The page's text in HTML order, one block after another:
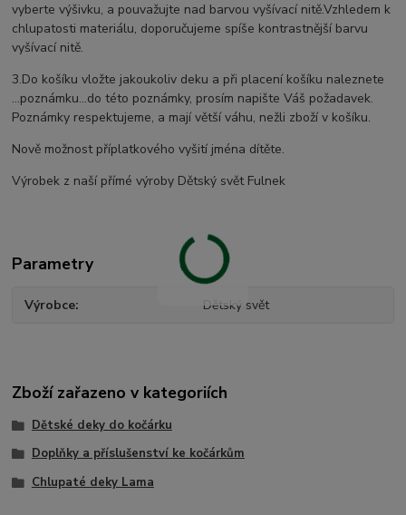
vyberte výšivku, a pouvažujte nad barvou vyšívací nitě.Vzhledem k
chlupatosti materiálu, doporučujeme spíše kontrastnější barvu
vyšívací nitě.
3.Do košíku vložte jakoukoliv deku a při placení košíku naleznete
...poznámku...do této poznámky, prosím napište Váš požadavek.
Poznámky respektujeme, a mají větší váhu, nežli zboží v košíku.
Nově možnost příplatkového vyšití jména dítěte.
Výrobek z naší přímé výroby Dětský svět Fulnek
Parametry
Výrobce Dětský svět
Zboží zařazeno v kategoriích
Dětské deky do kočárku
Doplňky a příslušenství ke kočárkům
Chlupaté deky Lama